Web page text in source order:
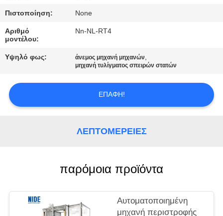
ΕΙΔΉΣΕΙΣ
ΖΗΤΉΣΤΕ
ΑΠΌΣΠΑΣΜΑ
Πιστοποίηση: None
Αριθμό
μοντέλου:
Nn-NL-RT4
Υψηλό φως: άνεμος μηχανή μηχανών,
μηχανή τυλίγματος σπειρών στατών
ΕΠΑΦΉ!
ΛΕΠΤΟΜΈΡΕΙΕΣ
παρόμοια προϊόντα
Αυτοματοποιημένη
μηχανή περιστροφής